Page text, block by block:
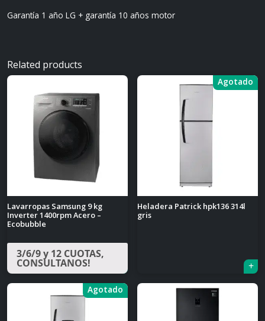
Garantía 1 año LG + garantía 10 años motor
Related products
Lavarropas Samsung 9 kg
Inverter 1400rpm Acero –
Ecobubble
3/6/9 y 12 CUOTAS,
CONSULTANOS!
Agotado
Heladera Patrick hpk136 314l
gris
Agotado